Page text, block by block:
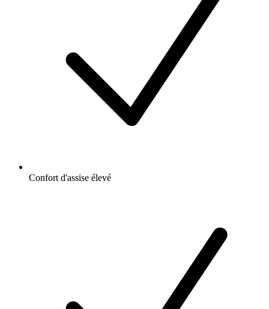
Confort d'assise élevé